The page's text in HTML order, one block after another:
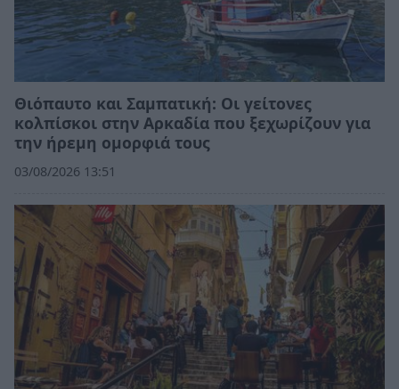
Θιόπαυτο και Σαμπατική: Οι γείτονες
κολπίσκοι στην Αρκαδία που ξεχωρίζουν για
την ήρεμη ομορφιά τους
03/08/2026 13:51